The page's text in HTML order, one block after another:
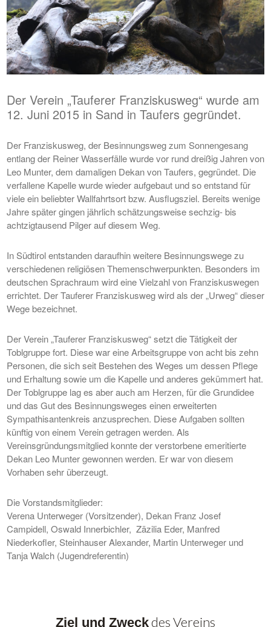
Der Verein „Tauferer Franziskusweg“ wurde am
12. Juni 2015 in Sand in Taufers gegründet.
Der Franziskusweg, der Besinnungsweg zum Sonnengesang
entlang der Reiner Wasserfälle wurde vor rund dreißig Jahren von
Leo Munter, dem damaligen Dekan von Taufers, gegründet. Die
verfallene Kapelle wurde wieder aufgebaut und so entstand für
viele ein beliebter Wallfahrtsort bzw. Ausflugsziel. Bereits wenige
Jahre später gingen jährlich schätzungsweise sechzig- bis
achtzigtausend Pilger auf diesem Weg.
In Südtirol entstanden daraufhin weitere Besinnungswege zu
verschiedenen religiösen Themenschwerpunkten. Besonders im
deutschen Sprachraum wird eine Vielzahl von Franziskuswegen
errichtet. Der Tauferer Franziskusweg wird als der „Urweg“ dieser
Wege bezeichnet.
Der Verein „Tauferer Franziskusweg“ setzt die Tätigkeit der
Toblgruppe fort. Diese war eine Arbeitsgruppe von acht bis zehn
Personen, die sich seit Bestehen des Weges um dessen Pflege
und Erhaltung sowie um die Kapelle und anderes gekümmert hat.
Der Toblgruppe lag es aber auch am Herzen, für die Grundidee
und das Gut des Besinnungsweges einen erweiterten
Sympathisantenkreis anzusprechen. Diese Aufgaben sollten
künftig von einem Verein getragen werden. Als
Vereinsgründungsmitglied konnte der verstorbene emeritierte
Dekan Leo Munter gewonnen werden. Er war von diesem
Vorhaben sehr überzeugt.
Die Vorstandsmitglieder:
Verena Unterweger (Vorsitzender), Dekan Franz Josef
Campidell, Oswald Innerbichler, Zäzilia Eder, Manfred
Niederkofler, Steinhauser Alexander, Martin Unterweger und
Tanja Walch (Jugendreferentin)
Ziel und Zweckdes Vereins